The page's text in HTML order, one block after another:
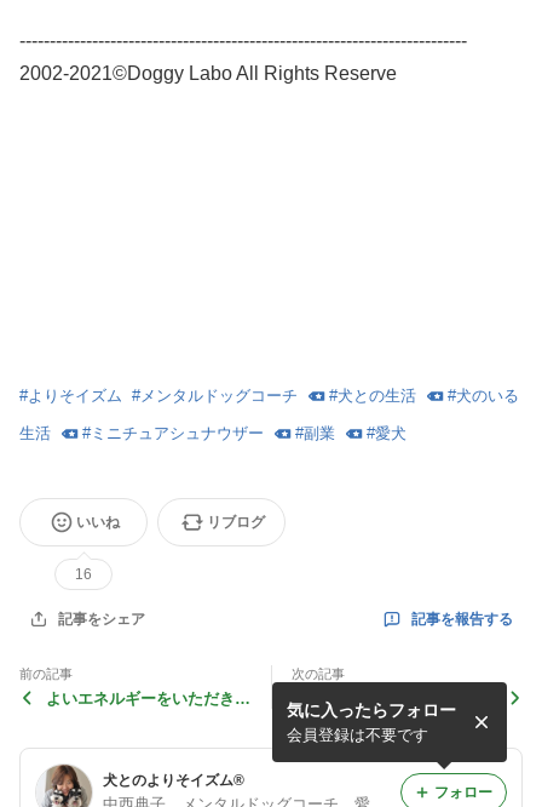
--------------------------------------------------------------------------
2002-2021©Doggy Labo All Rights Reserve
#よりそイズム #メンタルドッグコーチ #犬との生活 #犬のいる
生活 #ミニチュアシュナウザー #副業 #愛犬
いいね
16
リブログ
記事をシェア 記事を報告する
前の記事
よいエネルギーをいただきま
次の記事
犬とのよりそイズム®︎
気に入ったらフォロー
会員登録は不要です
フォロー